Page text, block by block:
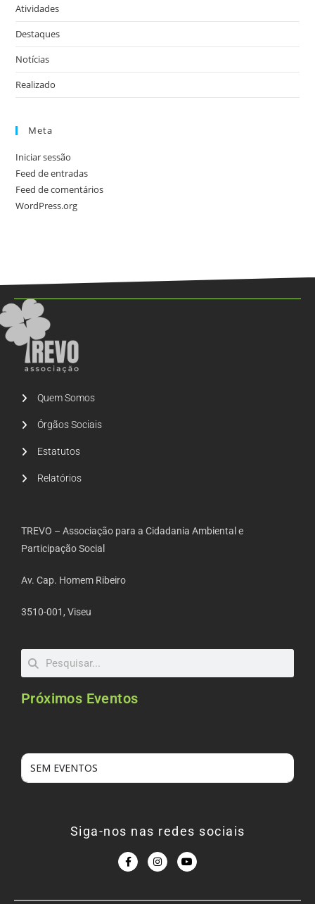
Atividades
Destaques
Notícias
Realizado
Meta
Iniciar sessão
Feed de entradas
Feed de comentários
WordPress.org
Quem Somos
Órgãos Sociais
Estatutos
Relatórios
TREVO – Associação para a Cidadania Ambiental e
Participação Social
Av. Cap. Homem Ribeiro
3510-001, Viseu
Próximos Eventos
SEM EVENTOS
Siga-nos nas redes sociais